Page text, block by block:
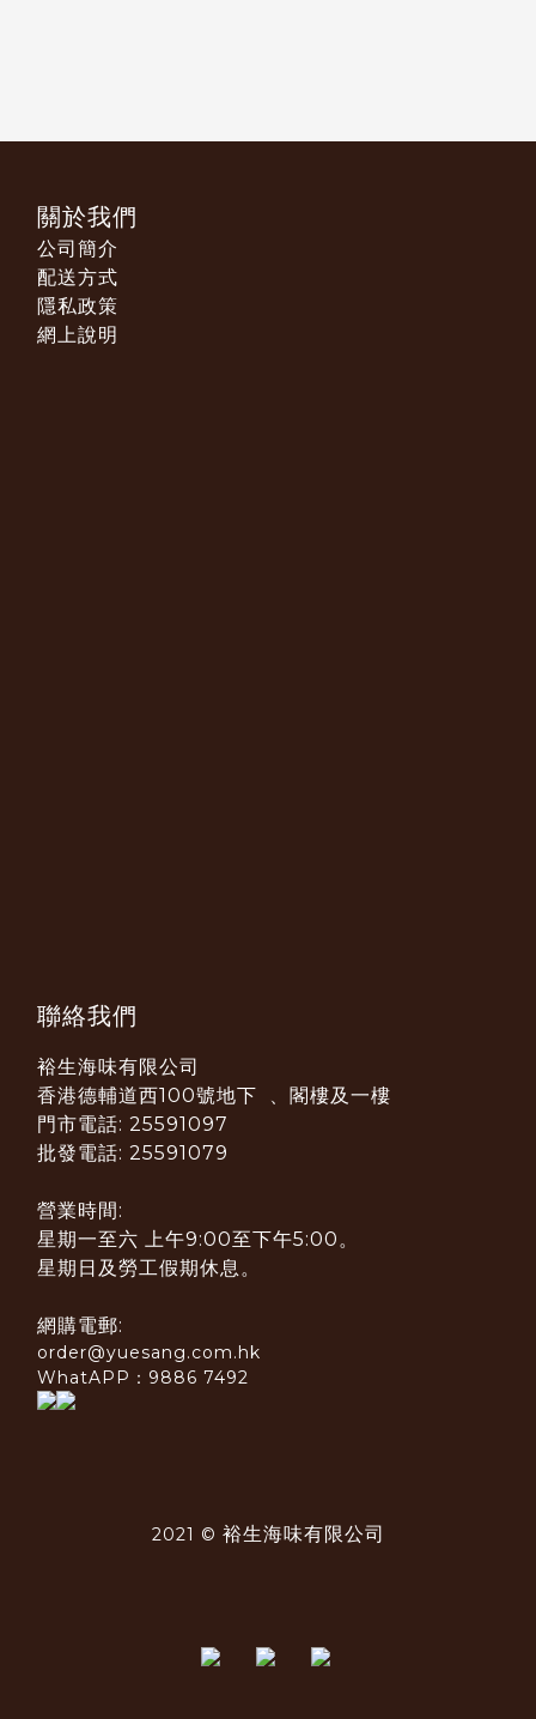
關於我們
公司簡介
配送方式
隱私政策
網上說明
聯絡我們
裕生海味有限公司
香港德輔道西100號地下 、閣樓及一樓
門市電話: 25591097
批發電話: 25591079
營業時間:
星期一至六 上午9:00至下午5:00。
星期日及勞工假期休息。
網購電郵:
order@yuesang.com.hk
WhatAPP：9886 7492
2021 © 裕生海味有限公司